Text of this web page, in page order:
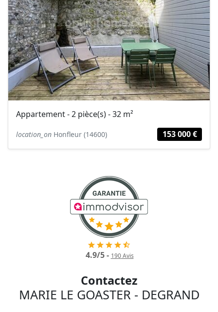
Appartement - 2 pièce(s) - 32 m²
location_on Honfleur (14600) 153 000 €
4.9/5 - 190Avis
Contactez
MARIE LE GOASTER - DEGRAND